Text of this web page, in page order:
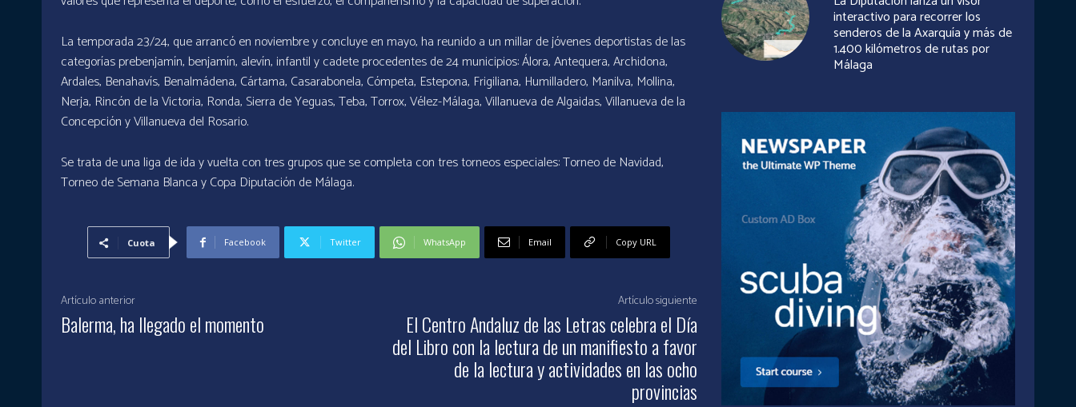
La temporada 23/24, que arrancó en noviembre y concluye en mayo, ha reunido a un millar de jóvenes deportistas de las
categorías prebenjamín, benjamín, alevín, infantil y cadete procedentes de 24 municipios: Álora, Antequera, Archidona,
Ardales, Benahavís, Benalmádena, Cártama, Casarabonela, Cómpeta, Estepona, Frigiliana, Humilladero, Manilva, Mollina,
Nerja, Rincón de la Victoria, Ronda, Sierra de Yeguas, Teba, Torrox, Vélez-Málaga, Villanueva de Algaidas, Villanueva de la
Concepción y Villanueva del Rosario.
Se trata de una liga de ida y vuelta con tres grupos que se completa con tres torneos especiales: Torneo de Navidad,
Torneo de Semana Blanca y Copa Diputación de Málaga.
Cuota Facebook Twitter WhatsApp Email Copy URL
Artículo anterior
Balerma, ha llegado el momento
Artículo siguiente
El Centro Andaluz de las Letras celebra el Día
del Libro con la lectura de un manifiesto a favor
de la lectura y actividades en las ocho
provincias
interactivo para recorrer los
senderos de la Axarquía y más de
1.400 kilómetros de rutas por
Málaga